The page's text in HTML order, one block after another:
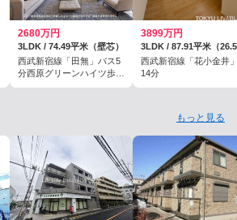
2680万円
3LDK / 74.49平米（壁芯）
西武新宿線「田無」バス5
分西原グリーンハイツ歩5
3899万円
西武新宿線「花小金井
14分
もっと見る